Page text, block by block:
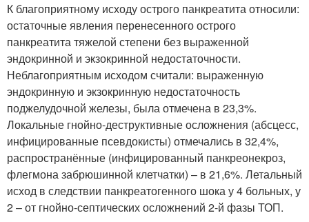
К благоприятному исходу острого панкреатита относили:
остаточные явления перенесенного острого
панкреатита тяжелой степени без выраженной
эндокринной и экзокринной недостаточности.
Неблагоприятным исходом считали: выраженную
эндокринную и экзокринную недостаточность
поджелудочной железы, была отмечена в 23,3%.
Локальные гнойно-деструктивные осложнения (абсцесс,
инфицированные псевдокисты) отмечались в 32,4%,
распространённые (инфицированный панкреонекроз,
флегмона забрюшинной клетчатки) – в 21,6%. Летальный
исход в следствии панкреатогенного шока у 4 больных, у
2 – от гнойно-септических осложнений 2-й фазы ТОП.